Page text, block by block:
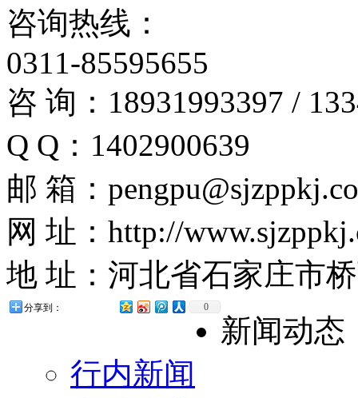
咨询热线：
0311-85595655
咨 询：18931993397 /
Q Q：1402900639
邮 箱：
网 址：http://
地 址：河北省石家庄市
分享到： 0
新闻动态
行内新闻